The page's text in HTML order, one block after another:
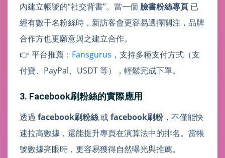
內建立帳號的“社交背書”。當一個 臉書粉絲專頁 已
經有數千名粉絲時，新訪客會更容易選擇關注，品牌
合作方也更願意與之建立合作。
👉 平台推薦： Fansgurus ，支持多種支付方式（支
付寶、PayPal、USDT 等），輕鬆完成下單。
3. Facebook刷粉絲的實際應用
透過 facebook刷粉絲或facebook刷粉，不僅能快
速拉高數據，還能提升專頁在演算法中的排名。當帳
號數據亮眼時，更容易獲得自然曝光與推薦。